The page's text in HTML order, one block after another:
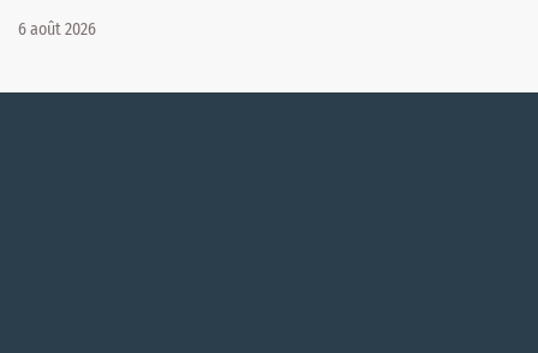
6 août 2026